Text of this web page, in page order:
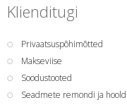
Klienditugi
Privaatsuspõhimõtted
Makseviise
Soodustooted
Seadmete remondi ja